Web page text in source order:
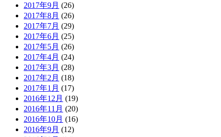
2017年9月 (26)
2017年8月 (26)
2017年7月 (29)
2017年6月 (25)
2017年5月 (26)
2017年4月 (24)
2017年3月 (28)
2017年2月 (18)
2017年1月 (17)
2016年12月 (19)
2016年11月 (20)
2016年10月 (16)
2016年9月 (12)